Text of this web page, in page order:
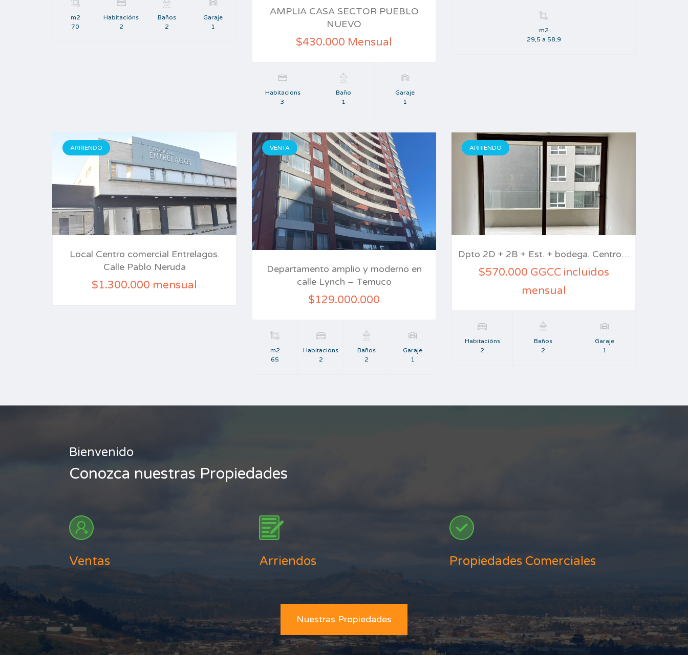
m2
70
Habitacións
2
Baños
2
Garaje
1
AMPLIA CASA SECTOR PUEBLO
NUEVO
$430.000 Mensual
Habitacións
3
Baño
1
Garaje
1
m2
29,5 a 58,9
ARRIENDO
Local Centro comercial Entrelagos.
Calle Pablo Neruda
$1.300.000 mensual
VENTA
Departamento amplio y moderno en
calle Lynch – Temuco
$129.000.000
m2
65
Habitacións
2
Baños
2
Garaje
1
ARRIENDO
Dpto 2D + 2B + Est. + bodega. Centro…
$570.000 GGCC incluidos
mensual
Habitacións
2
Baños
2
Garaje
1
Bienvenido
Conozca nuestras Propiedades
Ventas Arriendos Propiedades Comerciales
Nuestras Propiedades